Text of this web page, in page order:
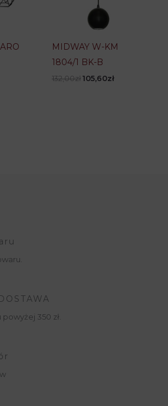
MIDWAY W-KM
1804/1 BK-B
132,00zł Pierwotna
105,60złAktualna
350 zł.